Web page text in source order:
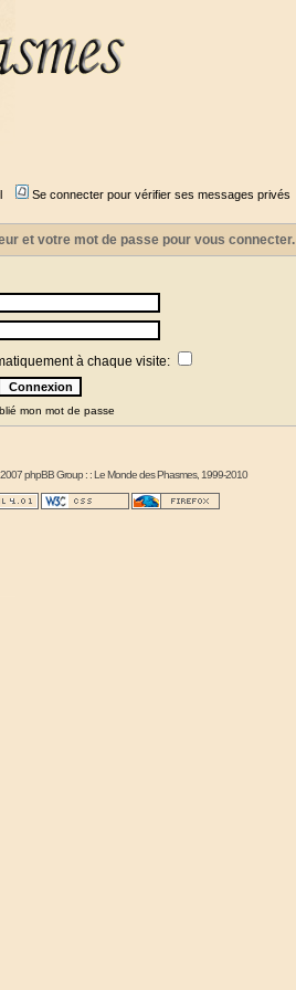
Se connecter pour vérifier ses messages privés
et votre mot de passe pour vous connecter.
à chaque visite:
mon mot de passe
phpBB Group : :Le Monde des Phasmes, 1999-2010